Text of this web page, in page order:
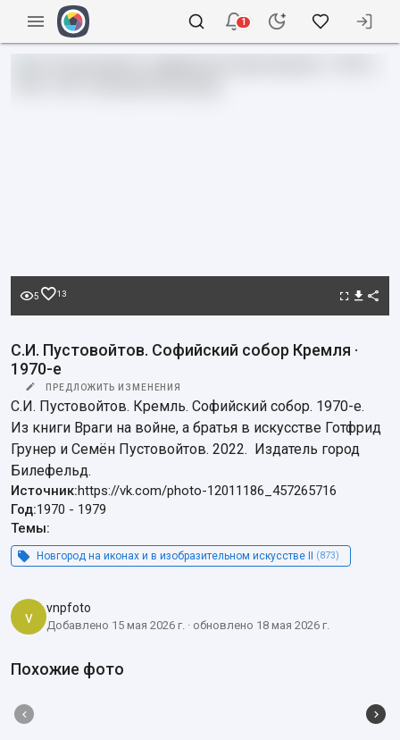
1
5 13
С.И. Пустовойтов. Софийский собор Кремля ·
1970-е
ПРЕДЛОЖИТЬ ИЗМЕНЕНИЯ
С.И. Пустовойтов. Кремль. Софийский собор. 1970-е.
Из книги Враги на войне, а братья в искусстве Готфрид
Грунер и Семён Пустовойтов. 2022.  Издатель город
Билефельд.
Источник:https://vk.com/photo-12011186_457265716
Год:1970 - 1979
Темы:
Новгород на иконах и в изобразительном искусстве II (873)
v vnpfoto
Добавлено 15 мая 2026 г. · обновлено 18 мая 2026 г.
Похожие фото